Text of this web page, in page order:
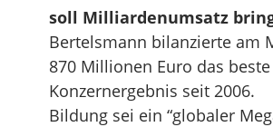
soll Milliardenumsatz
Bertelsmann bilanzierte am
870 Millionen Euro das beste
Konzernergebnis seit 2006.
Bildung sei ein “globaler